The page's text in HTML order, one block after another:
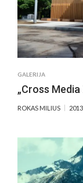
GALERIJA
„Cross
ROKAS MILIUS